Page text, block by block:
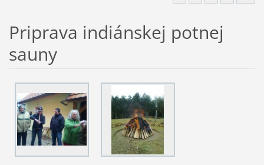
Priprava indiánskej potnej
sauny